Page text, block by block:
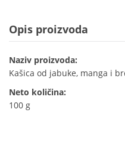
Opis proizvoda
Naziv proizvoda:
Kašica od jabuke, manga i
Neto količina:
100 g